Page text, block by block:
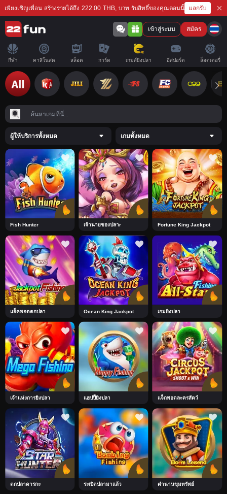
เพียงเชิญเพื่อน สร้างรายได้ถึง 222.00 THB, บาท รับสิทธิ์ของคุณตอนนี้ แลกรับ
สมัคร
เข้าสู่ระบบ
กีฬา คาสิโนสด สล็อต การ์ด เกมส์ยิงปลา อีสปอร์ต ล็อตเตอรี่
ผู้ให้บริการทั้งหมด เกมทั้งหมด
Fish Hunter เจ้านายของปลาr Fortune King Jackpot
แจ็คพอตตกปลา Ocean King Jackpot เกมยิงปลา
เจ้าแห่งการยิงปลา แฮปปี้ยิงปลา แจ็กพอตละครสัตว์
ตกปลาดารกะ ระเบิดปลามาแล้ว ตำนานขุมทรัพย์